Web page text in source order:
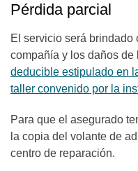
Pérdida parcial
El servicio será
compañía y los daños de
deducible estipulado en
taller convenido por la
Para que el asegurado
la copia del volante de
centro de reparación.